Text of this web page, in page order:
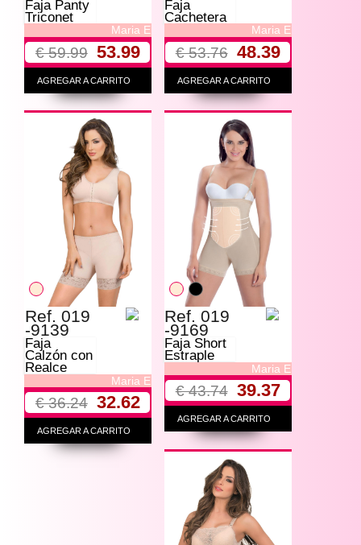
Faja Panty
Triconet
Maria E
€ 59.99 53.99
AGREGAR A CARRITO
Faja
Cachetera
Maria E
€ 53.76 48.39
AGREGAR A CARRITO
Ref. 019
-9139
Faja
Calzón con
Realce
Maria E
€ 36.24 32.62
AGREGAR A CARRITO
Ref. 019
-9169
Faja Short
Estraple
Maria E
€ 43.74 39.37
AGREGAR A CARRITO